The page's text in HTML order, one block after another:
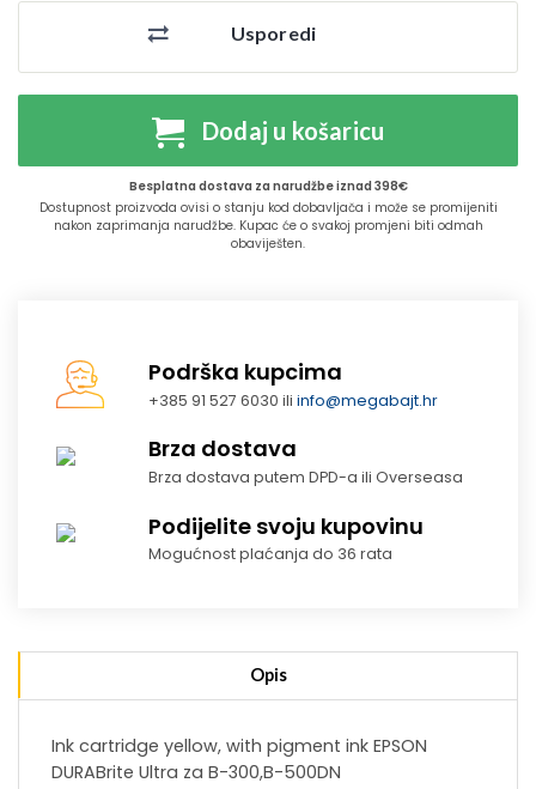
Usporedi
Dodaj u košaricu
Besplatna dostava za narudžbe iznad 398€
Dostupnost proizvoda ovisi o stanju kod dobavljača i može se promijeniti
nakon zaprimanja narudžbe. Kupac će o svakoj promjeni biti odmah
obaviješten.
Podrška kupcima
+385 91 527 6030 iliinfo@megabajt.hr
Brza dostava
Brza dostava putem DPD-a ili Overseasa
Podijelite svoju kupovinu
Mogućnost plaćanja do 36 rata
Opis
Ink cartridge yellow, with pigment ink EPSON
DURABrite Ultra za B-300,B-500DN